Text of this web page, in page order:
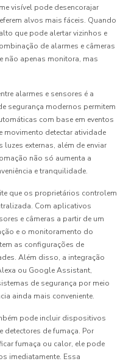
visível pode desencorajar
alvos mais fáceis. Quando
que pode alertar vizinhos e
de alarmes e câmeras
não apenas monitora, mas
alarmes e sensores é a
segurança modernos permitem
com base em eventos
movimento detectar atividade
externas, além de enviar
não só aumenta a
e tranquilidade.
que os proprietários controlem
Com aplicativos
e câmeras a partir de um
e o monitoramento do
as configurações de
Além disso, a integração
ou Google Assistant,
de segurança por meio
ainda mais conveniente.
pode incluir dispositivos
detectores de fumaça. Por
fumaça ou calor, ele pode
imediatamente. Essa